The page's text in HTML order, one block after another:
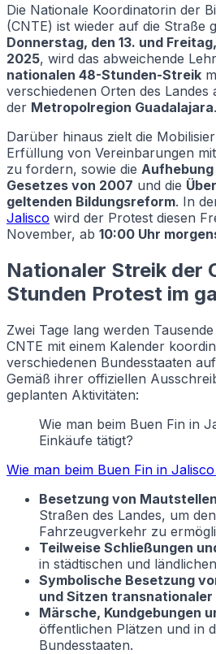
Die Nationale Koordinatorin der
(CNTE) ist wieder auf die Straße
Donnerstag, den 13. und
2025, wird das abweichende
nationalen 48-Stunden-Streik
verschiedenen Orten des Landes
der Metropolregion Guadalajara.
Darüber hinaus zielt die
Erfüllung von Vereinbarungen
zu fordern, sowie die Aufhebung
Gesetzes von 2007 und die
geltenden Bildungsreform. In
Jalisco wird der Protest diesen
November, ab 10:00 Uhr
Nationaler Streik der
Stunden Protest im
Zwei Tage lang werden
CNTE mit einem Kalender
verschiedenen Bundesstaaten
Gemäß ihrer offiziellen
geplanten Aktivitäten:
Wie man beim Buen Fin in
Einkäufe tätigt?
Wie man beim Buen Fin in
Besetzung von Mautstellen
Straßen des Landes, um
Fahrzeugverkehr zu
Teilweise Schließungen
in städtischen und
Symbolische Besetzung
und Sitzen transnationaler
Märsche, Kundgebungen
öffentlichen Plätzen und in
Bundesstaaten.